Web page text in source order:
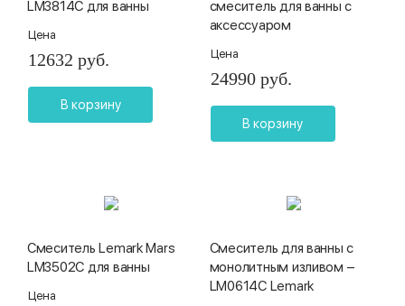
LM3814C для ванны
Цена
12632 руб.
В корзину
смеситель для ванны с
аксессуаром
Цена
24990 руб.
В корзину
Смеситель Lemark Mars
LM3502C для ванны
Цена
Смеситель для ванны с
монолитным изливом –
LM0614C Lemark